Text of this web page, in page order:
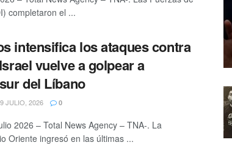
completaron el ...
intensifica los ataques contra
vuelve a golpear a
del Líbano
JULIO, 2026 0
2026 – Total News Agency – TNA-. La
Oriente ingresó en las últimas ...